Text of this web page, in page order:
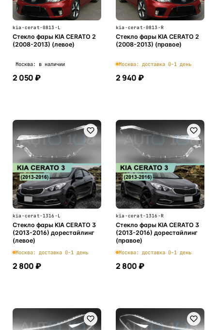
kia-cerat-0813-L
Стекло фары KIA CERATO 2
(2008-2013) (левое)
Москва: в наличии
2 050 ₽
kia-cerat-0813-R
Стекло фары KIA CERATO 2
(2008-2013) (правое)
Москва: доставка 0-1 день
2 940 ₽
kia-cerat-1316-L
Стекло фары KIA CERATO 3
(2013-2016) дорестайлинг
(левое)
Москва: доставка 0-1 день
2 800 ₽
kia-cerat-1316-R
Стекло фары KIA CERATO 3
(2013-2016) дорестайлинг
(правое)
Москва: доставка 0-1 день
2 800 ₽